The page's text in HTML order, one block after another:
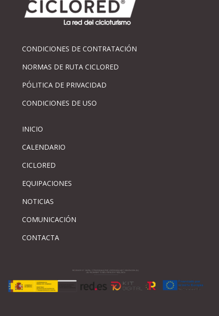
CONDICIONES DE CONTRATACIÓN
NORMAS DE RUTA CICLORED
PÓLITICA DE PRIVACIDAD
CONDICIONES DE USO
INICIO
CALENDARIO
CICLORED
EQUIPACIONES
NOTICIAS
COMUNICACIÓN
CONTACTA